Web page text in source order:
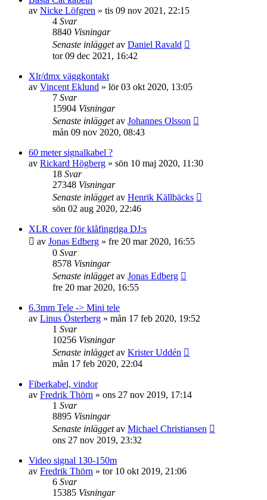
av Nicke Löfgren » tis 09 nov 2021, 22:15
4 Svar
8840 Visningar
Senaste inläggetav Daniel Ravald
tor 09 dec 2021, 16:42
Xlr/dmx väggkontakt
av Vincent Eklund » lör 03 okt 2020, 13:05
7 Svar
15904 Visningar
Senaste inläggetav Johannes Olsson
mån 09 nov 2020, 08:43
60 meter signalkabel ?
av Rickard Högberg » sön 10 maj 2020, 11:30
18 Svar
27348 Visningar
Senaste inläggetav Henrik Källbäcks
sön 02 aug 2020, 22:46
XLR cover för klåfingriga DJ:s
av Jonas Edberg » fre 20 mar 2020, 16:55
0 Svar
8578 Visningar
Senaste inläggetav Jonas Edberg
fre 20 mar 2020, 16:55
6.3mm Tele -> Mini tele
av Linus Österberg » mån 17 feb 2020, 19:52
1 Svar
10256 Visningar
Senaste inläggetav Krister Uddén
mån 17 feb 2020, 22:04
Fiberkabel, vindor
av Fredrik Thörn » ons 27 nov 2019, 17:14
1 Svar
8895 Visningar
Senaste inläggetav Michael Christiansen
ons 27 nov 2019, 23:32
Video signal 130-150m
av Fredrik Thörn » tor 10 okt 2019, 21:06
6 Svar
15385 Visningar